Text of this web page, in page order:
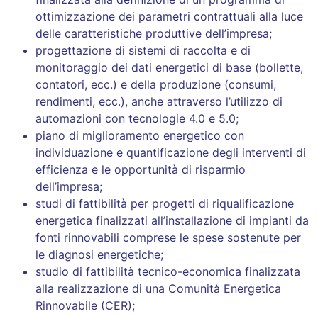
ottimizzazione dei parametri contrattuali alla luce
delle caratteristiche produttive dell’impresa;
progettazione di sistemi di raccolta e di
monitoraggio dei dati energetici di base (bollette,
contatori, ecc.) e della produzione (consumi,
rendimenti, ecc.), anche attraverso l’utilizzo di
automazioni con tecnologie 4.0 e 5.0;
piano di miglioramento energetico con
individuazione e quantificazione degli interventi di
efficienza e le opportunità di risparmio
dell’impresa;
studi di fattibilità per progetti di riqualificazione
energetica finalizzati all’installazione di impianti da
fonti rinnovabili comprese le spese sostenute per
le diagnosi energetiche;
studio di fattibilità tecnico-economica finalizzata
alla realizzazione di una Comunità Energetica
Rinnovabile (CER);